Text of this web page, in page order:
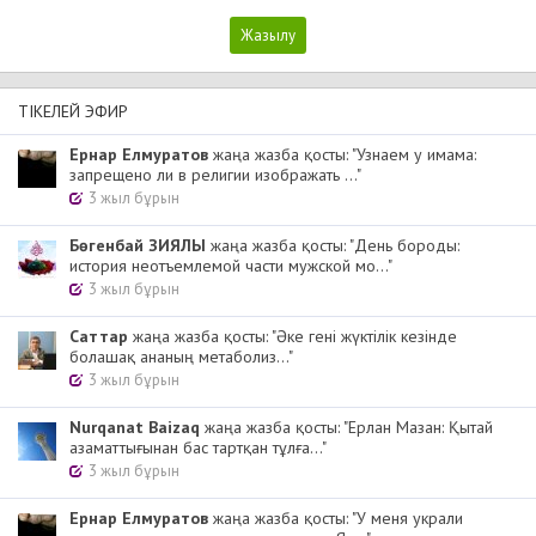
ТІКЕЛЕЙ ЭФИР
Ернар Елмуратов жаңа жазба қосты: "Узнаем у имама:
запрещено ли в религии изображать ..."
3 жыл бұрын
Бөгенбай ЗИЯЛЫ жаңа жазба қосты: "День бороды:
история неотъемлемой части мужской мо..."
3 жыл бұрын
Cаттар жаңа жазба қосты: "Әке гені жүктілік кезінде
болашақ ананың метаболиз..."
3 жыл бұрын
Nurqanat Baizaq жаңа жазба қосты: "Ерлан Мазан: Қытай
азаматтығынан бас тартқан тұлға..."
3 жыл бұрын
Ернар Елмуратов жаңа жазба қосты: "У меня украли